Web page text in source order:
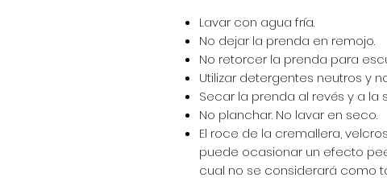
Lavar con agua fría.
No dejar la prenda en remojo.
No retorcer la prenda para
Utilizar detergentes neutros y
Secar la prenda al revés y a la
No planchar. No lavar en seco.
El roce de la cremallera,
puede ocasionar un efecto
cual no se considerará como